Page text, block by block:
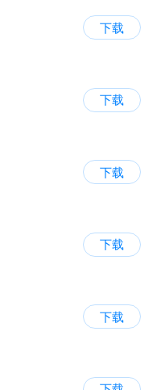
下载
下载
下载
下载
下载